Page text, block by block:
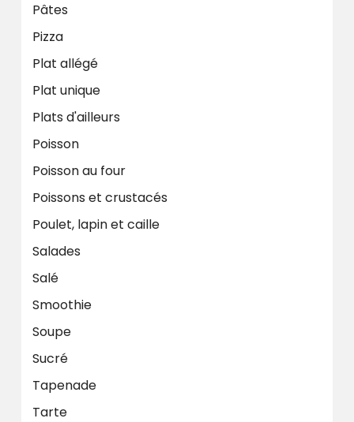
Pâtes
Pizza
Plat allégé
Plat unique
Plats d'ailleurs
Poisson
Poisson au four
Poissons et crustacés
Poulet, lapin et caille
Salades
Salé
Smoothie
Soupe
Sucré
Tapenade
Tarte